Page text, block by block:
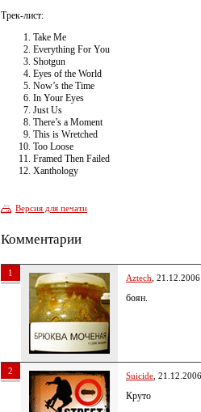
Трек-лист:
Take Me
Everything For You
Shotgun
Eyes of the World
Now’s the Time
In Your Eyes
Just Us
There’s a Moment
This is Wretched
Too Loose
Framed Then Failed
Xanthology
Версия для печати
Комментарии
1 Aztech ,
боян.
2 Suicide ,
Круто